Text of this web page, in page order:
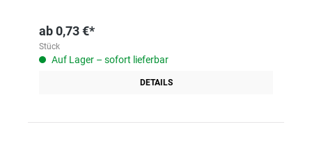
ab0,73 €*
Stück
Auf Lager – sofort lieferbar
DETAILS